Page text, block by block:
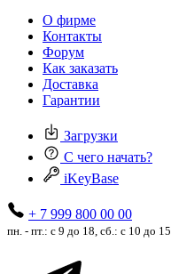
О фирме
Контакты
Форум
Как заказать
Доставка
Гарантии
Загрузки
С чего начать?
iKeyBase
+ 7 999 800 00 00
пн. - пт.: с 9 до 18, сб.: с 10 до 15